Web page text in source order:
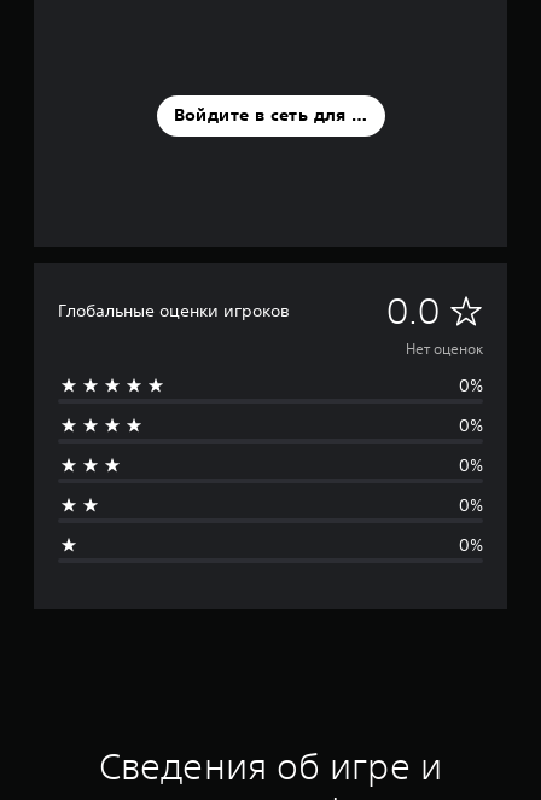
Войдите в сеть для оценки
Глобальные оценки игроков 0.0 Н
е
о
о
Нет оценок
0%
0%
0%
0%
0%
Сведения об игре и